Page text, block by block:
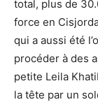
total, plus de
force en
qui a aussi été
procéder à des
petite Leila
la tête par un